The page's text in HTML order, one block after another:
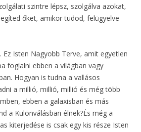
szintre lépsz, szolgálva azokat,
őket, amikor tudod, felügyelve
Ez Isten Nagyobb Terve, amit egyetlen
foglalni ebben a világban vagy
Hogyan is tudna a vallásos
a millió, millió, millió és még több
ebben a galaxisban és más
a Különválásban élnek?És még a
kiterjedése is csak egy kis része Isten